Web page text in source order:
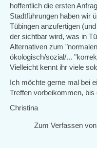
hoffentlich die ersten
Stadtführungen haben wir
Tübingen anzufertigen
der sichtbar wird, was in
Alternativen zum
ökologisch/sozial/...
Vielleicht kennt ihr viele
Ich möchte gerne mal bei
Treffen vorbeikommen, bis
Christina
Zum Verfassen